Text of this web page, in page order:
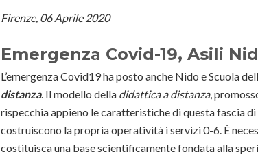
Firenze, 06 Aprile 2020
Emergenza Covid-19, Asili
L’emergenza Covid19 ha posto anche Nido e Scuola
distanza. Il modello della didattica a distanza,
rispecchia appieno le caratteristiche di questa fascia
costruiscono la propria operatività i servizi 0-6. È
costituisca una base scientificamente fondata alla